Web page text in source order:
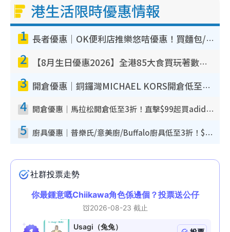
港生活限時優惠情報
1 長者優惠｜OK便利店推樂悠咭優惠！買麵包/牛奶/保健品拍卡即減
2 【8月生日優惠2026】全港85大食買玩著數攻略 自助餐/火鍋放題同行免費＋誠品/DONKI送現金券
3 開倉優惠｜銅鑼灣MICHAEL KORS開倉低至17折！直擊$500起買手袋/銀包/鞋款 必買經典Jet Set系列
4 開倉優惠｜馬拉松開倉低至3折！直擊$99起買adidas／New Balance／Puma鞋款 STANLEY保溫杯劈價至$119起
5 廚具優惠｜普樂氏/意美廚/Buffalo廚具低至3折！$89起買煎鍋／炒鑊／個人鍋 同場小家電激減至$99起